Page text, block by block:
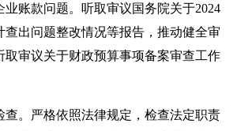
账款问题。听取审议国务院关于2024
查出问题整改情况等报告，推动健全审
取审议关于财政预算事项备案审查工作
查。严格依照法律规定，检查法定职责